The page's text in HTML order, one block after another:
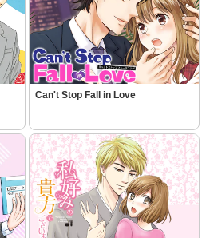
Can't Stop Fall in Love